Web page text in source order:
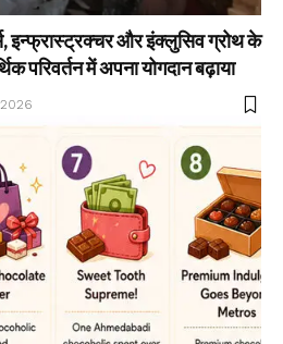
इन्फ्रास्ट्रक्चर और इंक्लुसिव ग्रोथ के
परिवर्तन में अपना योगदान बढ़ाया